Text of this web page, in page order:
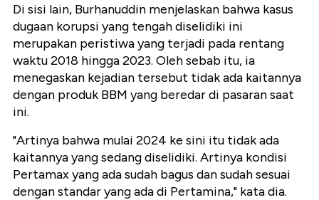
Di sisi lain, Burhanuddin menjelaskan bahwa kasus
dugaan korupsi yang tengah diselidiki ini
merupakan peristiwa yang terjadi pada rentang
waktu 2018 hingga 2023. Oleh sebab itu, ia
menegaskan kejadian tersebut tidak ada kaitannya
dengan produk BBM yang beredar di pasaran saat
ini.
"Artinya bahwa mulai 2024 ke sini itu tidak ada
kaitannya yang sedang diselidiki. Artinya kondisi
Pertamax yang ada sudah bagus dan sudah sesuai
dengan standar yang ada di Pertamina," kata dia.